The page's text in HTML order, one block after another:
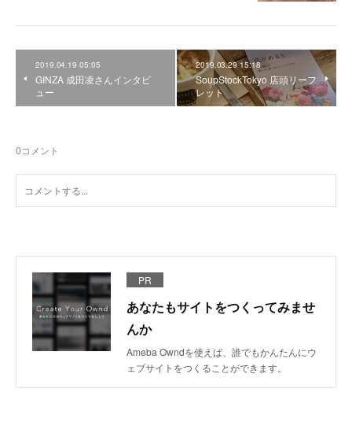
2019.04.19 05:05
GINZA 成田凌さんインタビ
ュー
2019.03.29 15:18
SoupStockTokyo 店頭リーフ
レット
0コメント
PR
あなたもサイトをつくってみませ
んか
Ameba Owndを使えば、誰でもかんたんにウ
ェブサイトをつくることができます。